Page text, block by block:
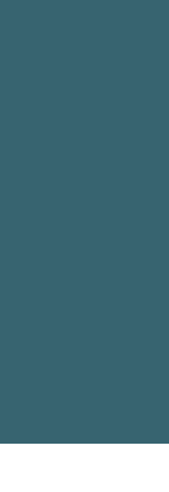
Frauen und Jugend